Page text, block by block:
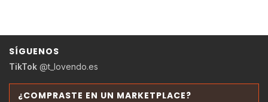
SÍGUENOS
TikTok @t_lovendo.es
¿COMPRASTE EN UN MARKETPLACE?